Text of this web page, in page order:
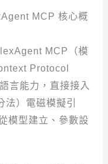
MCP 核心概
MCP（模
Protocol
言能力，直接接入
）電磁模擬引
模型建立、參數設